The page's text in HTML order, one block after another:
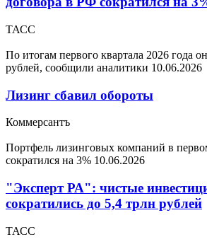
ТАСС
По итогам первого квартала 2026 года
рублей, сообщили аналитики 10.06.2026
Лизинг сбавил обороты
Коммерсантъ
Портфель лизинговых компаний в
сократился на 3% 10.06.2026
"Эксперт РА": чистые
сократились до 5,4 трлн рублей
ТАСС